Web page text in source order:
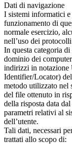
Dati di navigazione
I sistemi informatici e
funzionamento di
normale esercizio,
nell’uso dei
In questa categoria
dominio dei
indirizzi in
Identifier/Locator)
metodo utilizzato nel
del file ottenuto in
della risposta data
parametri relativi al
dell’utente.
Tali dati, necessari
trattati allo scopo di: